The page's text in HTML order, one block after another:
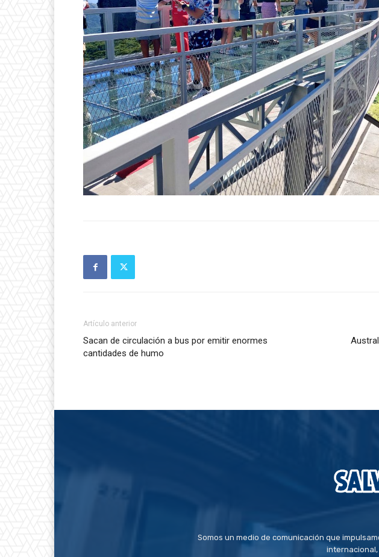
Artículo anterior
Sacan de circulación a bus por emitir enormes
cantidades de humo
Somos un medio de comunicación que